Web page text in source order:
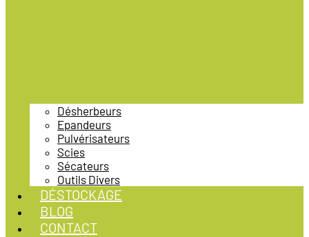
Désherbeurs
Epandeurs
Pulvérisateurs
Scies
Sécateurs
Outils Divers
DÉSTOCKAGE
BLOG
CONTACT